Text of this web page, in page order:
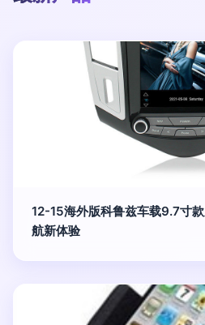
12-15海外版科鲁兹车载9.7寸
航新体验